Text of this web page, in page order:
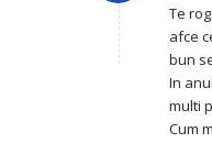
Te
afce
bun
In
multi
Cum